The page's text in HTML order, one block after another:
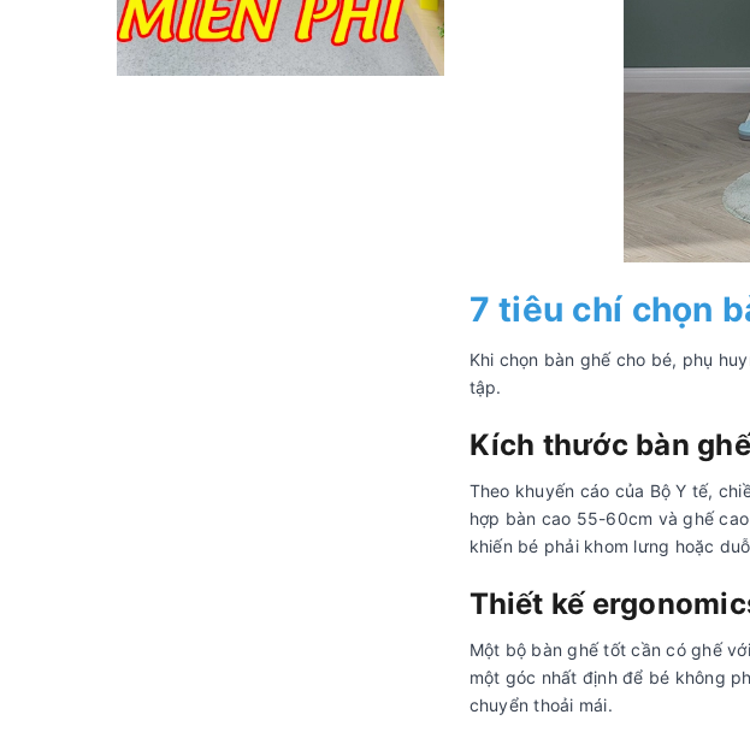
7 tiêu chí chọn
Khi chọn bàn ghế cho bé, phụ
tập.
Kích thước bàn
Theo khuyến cáo của Bộ Y tế,
hợp bàn cao 55-60cm và ghế
khiến bé phải khom lưng hoặc
Thiết kế
Một bộ bàn ghế tốt cần có ghế
một góc nhất định để bé không
chuyển thoải mái.